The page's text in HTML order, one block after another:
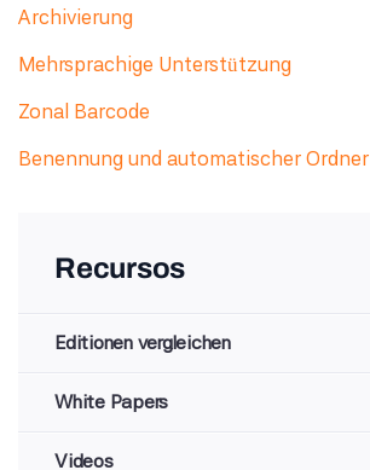
Archivierung
Mehrsprachige Unterstützung
Zonal Barcode
Benennung und automatischer Ordner
Recursos
Editionen vergleichen
White Papers
Videos